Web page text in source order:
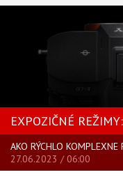
EXPOZIČNÉ
AKO RÝCHLO
27.06.2023 / 06:00